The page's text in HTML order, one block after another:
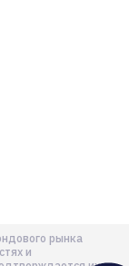
рынка
и